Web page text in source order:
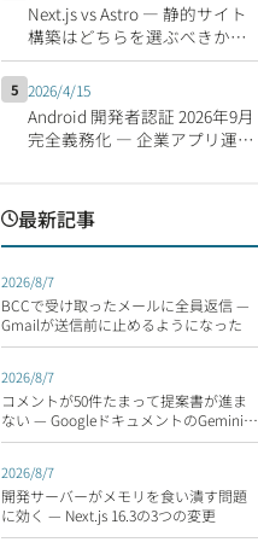
Next.js vs Astro ― 静的サイト
構築はどちらを選ぶべきか
【2026年版】
5 2026/4/15
Android 開発者認証 2026年9月
完全義務化 ― 企業アプリ運営
最新記事
2026/8/7
BCCで受け取ったメールに全員返信 —
Gmailが送信前に止めるようになった
2026/8/7
コメントが50件たまって提案書が進ま
ない — GoogleドキュメントのGeminiが
読んで返す
2026/8/7
開発サーバーがメモリを食い潰す問題
に効く — Next.js 16.3の3つの変更